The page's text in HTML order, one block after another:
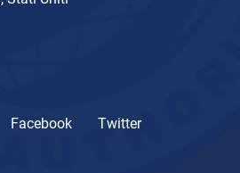
Facebook
Twitter